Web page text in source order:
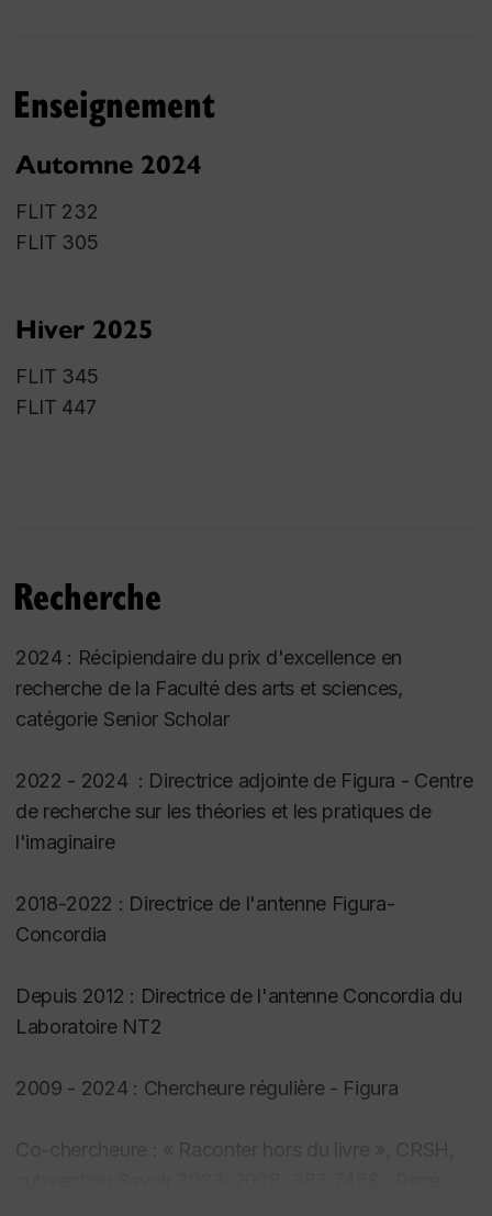
Enseignement
Automne 2024
FLIT 232
FLIT 305
Hiver 2025
FLIT 345
FLIT 447
Recherche
2024 : Récipiendaire du prix d'excellence en
recherche de la Faculté des arts et sciences,
catégorie Senior Scholar
2022 - 2024 : Directrice adjointe de Figura - Centre
de recherche sur les théories et les pratiques de
l'imaginaire
2018-2022 : Directrice de l'antenne Figura-
Concordia
Depuis 2012 : Directrice de l'antenne Concordia du
Laboratoire NT2
2009 - 2024 : Chercheure régulière - Figura